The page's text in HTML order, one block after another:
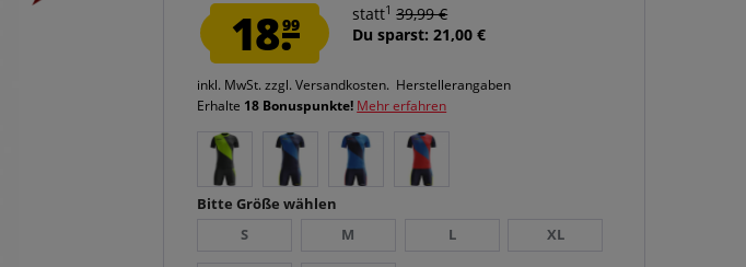
18.99
statt1 39,99 €
Du sparst: 21,00 €
inkl. MwSt.zzgl. Versandkosten. Herstellerangaben
Erhalte 18 Bonuspunkte! Mehr erfahren
Bitte Größe wählen
S
M L XL